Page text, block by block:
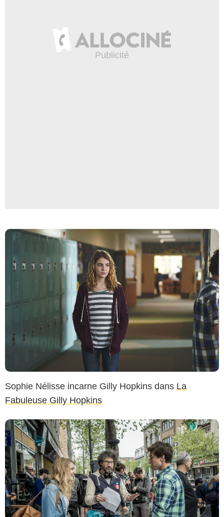
Sophie Nélisse incarne Gilly Hopkins dans La
Fabuleuse Gilly Hopkins